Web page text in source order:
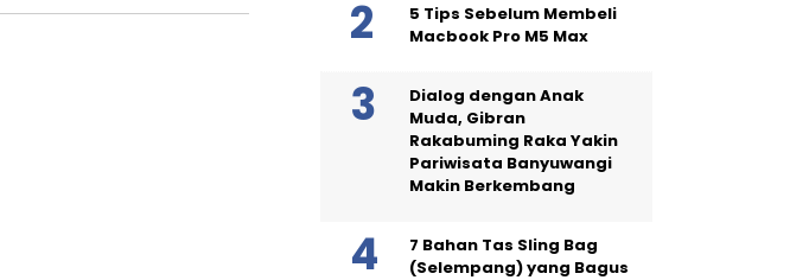
5 Tips Sebelum Membeli
Macbook Pro M5 Max
Dialog dengan Anak
Muda, Gibran
Rakabuming Raka Yakin
Pariwisata Banyuwangi
Makin Berkembang
7 Bahan Tas Sling Bag
(Selempang) yang Bagus